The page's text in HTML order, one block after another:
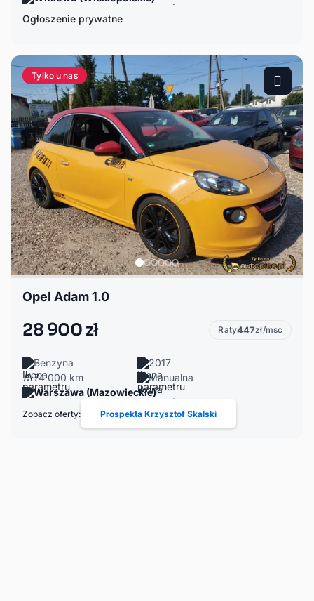
Ogłoszenie prywatne
Tylko u nas
Opel Adam 1.0
28 900 zł Raty447zł/msc
Benzyna
2017
74 000 km
Manualna
Warszawa (Mazowieckie)
Zobacz oferty: Prospekta Krzysztof Skalski